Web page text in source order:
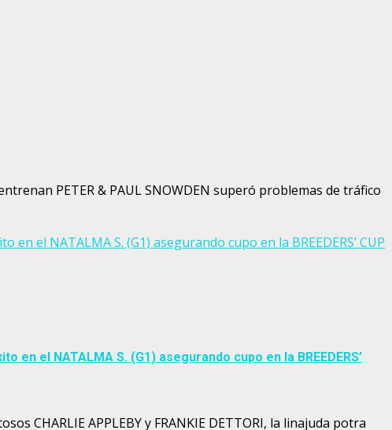
PETER & PAUL SNOWDEN superó problemas de tráfico
el NATALMA S. (G1) asegurando cupo en la BREEDERS’ CUP
en el NATALMA S. (G1) asegurando cupo en la BREEDERS’
CHARLIE APPLEBY y FRANKIE DETTORI, la linajuda potra